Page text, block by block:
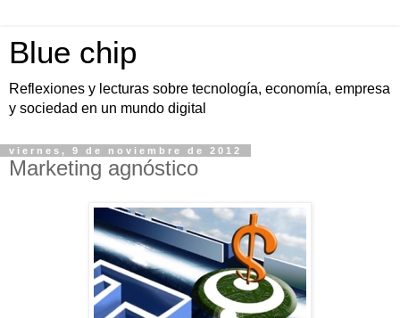
Blue chip
Reflexiones y lecturas sobre tecnología, economía, empresa
y sociedad en un mundo digital
viernes, 9 de noviembre de 2012
Marketing agnóstico